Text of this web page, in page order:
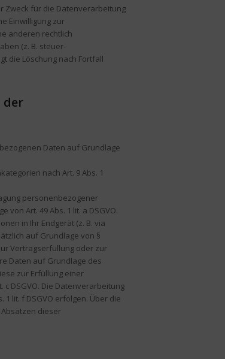
Zweck für die Datenverarbeitung
Einwilligung zur
anderen rechtlich
(z. B. steuer-
die Löschung nach Fortfall
der
Daten auf Grundlage
nach Art. 9 Abs. 1
personenbezogener
Art. 49 Abs. 1 lit. a DSGVO.
in Ihr Endgerät (z. B. via
auf Grundlage von §
Vertragserfüllung oder zur
Daten auf Grundlage des
zur Erfüllung einer
DSGVO. Die Datenverarbeitung
lit. f DSGVO erfolgen. Über die
dieser